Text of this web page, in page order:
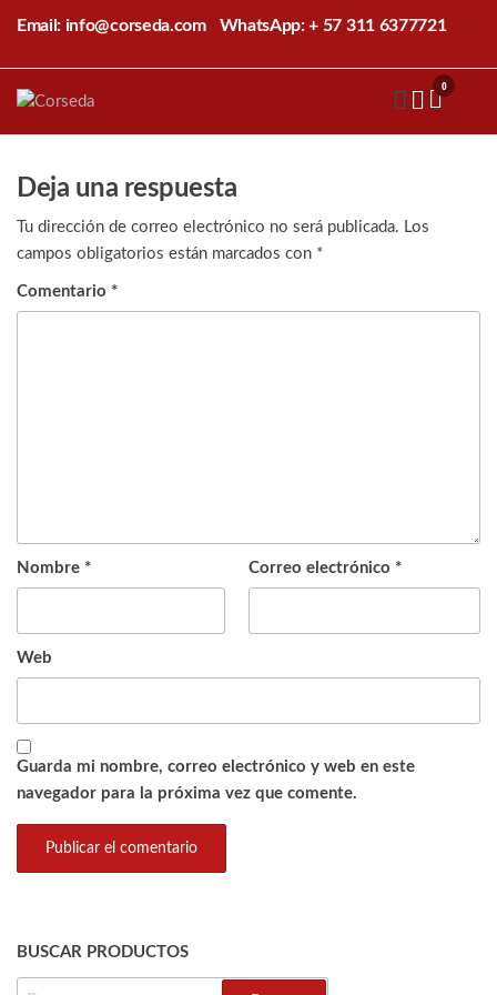
contenido
Email: info@corseda.com WhatsApp: + 57 311 6377721
sericultura
0
Deja una respuesta
Tu dirección de correo electrónico no será publicada. Los
campos obligatorios están marcados con *
Comentario *
Nombre * Correo electrónico *
Web
Guarda mi nombre, correo electrónico y web en este
navegador para la próxima vez que comente.
BUSCAR PRODUCTOS
BUSCAR: